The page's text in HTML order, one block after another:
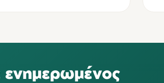
ενημερωμένος